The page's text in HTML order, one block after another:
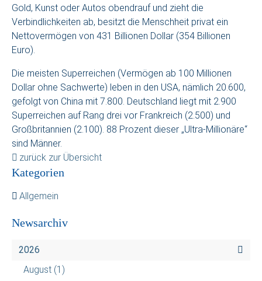
Gold, Kunst oder Autos obendrauf und zieht die
Verbindlichkeiten ab, besitzt die Menschheit privat ein
Nettovermögen von 431 Billionen Dollar (354 Billionen
Euro).
Die meisten Superreichen (Vermögen ab 100 Millionen
Dollar ohne Sachwerte) leben in den USA, nämlich 20.600,
gefolgt von China mit 7.800. Deutschland liegt mit 2.900
Superreichen auf Rang drei vor Frankreich (2.500) und
Großbritannien (2.100). 88 Prozent dieser „Ultra-Millionäre“
sind Männer.
zurück zur Übersicht
Kategorien
Allgemein
Newsarchiv
2026
August (1)